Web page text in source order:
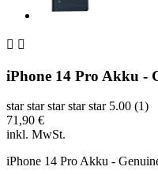
 
iPhone 14 Pro Akku -
star star star star star 5.00 (1)
71,90 €
inkl. MwSt.
iPhone 14 Pro Akku -